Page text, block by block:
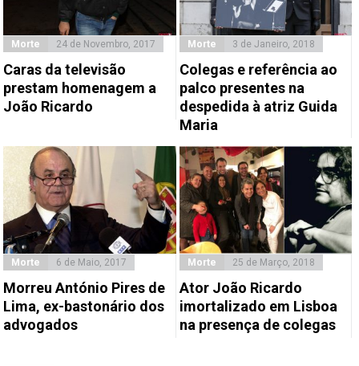
Morte 24 de Novembro, 2017
Caras da televisão
prestam homenagem a
João Ricardo
Morte 3 de Janeiro, 2018
Colegas e referência ao
palco presentes na
despedida à atriz Guida
Maria
Morte 6 de Maio, 2017
Morreu António Pires de
Lima, ex-bastonário dos
advogados
Morte 25 de Março, 2018
Ator João Ricardo
imortalizado em Lisboa
na presença de colegas